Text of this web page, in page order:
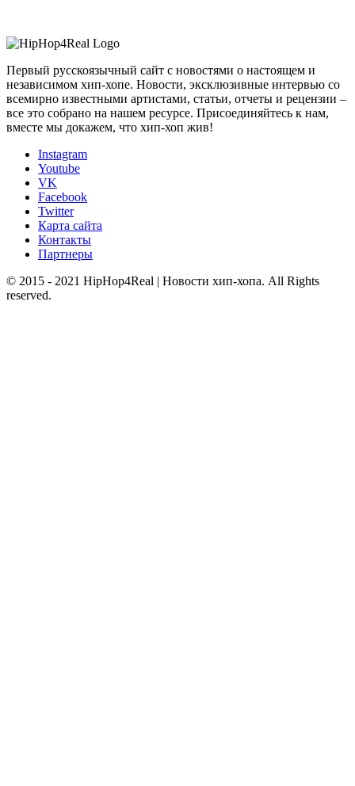
Первый русскоязычный сайт с новостями о настоящем и
независимом хип-хопе. Новости, эксклюзивные интервью со
всемирно известными артистами, статьи, отчеты и рецензии –
все это собрано на нашем ресурсе. Присоединяйтесь к нам,
вместе мы докажем, что хип-хоп жив!
Instagram
Youtube
VK
Facebook
Twitter
Карта сайта
Контакты
Партнеры
© 2015 - 2021 HipHop4Real | Новости хип-хопа. All Rights
reserved.